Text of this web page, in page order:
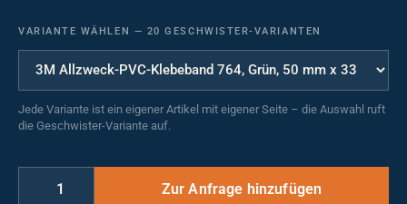
VARIANTE WÄHLEN — 20 GESCHWISTER-VARIANTEN
Jede Variante ist ein eigener Artikel mit eigener Seite – die Auswahl ruft
die Geschwister-Variante auf.